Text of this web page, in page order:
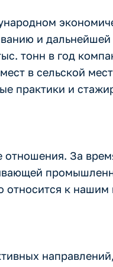
и дальнейшей
тонн в год
в сельской
практики и
За
к